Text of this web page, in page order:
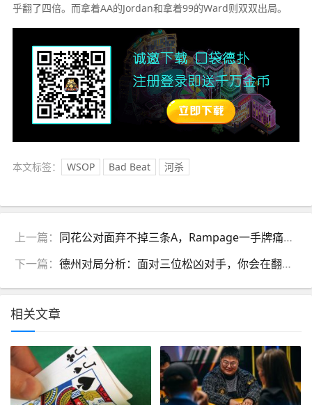
乎翻了四倍。而拿着AA的Jordan和拿着99的Ward则双双出局。
本文标签： WSOP Bad Beat 河杀
上一篇： 同花公对面弃不掉三条A，Rampage一手牌痛失62万刀
下一篇： 德州对局分析：面对三位松凶对手，你会在翻前全下对10吗？
相关文章